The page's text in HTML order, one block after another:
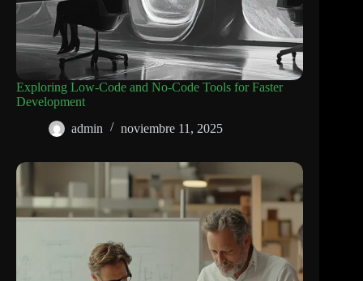
Exploring Low-Code and No-Code Tools for Faster
Development
admin
noviembre 11, 2025